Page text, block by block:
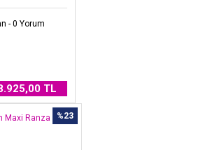
- 0 Yorum
TL
%23